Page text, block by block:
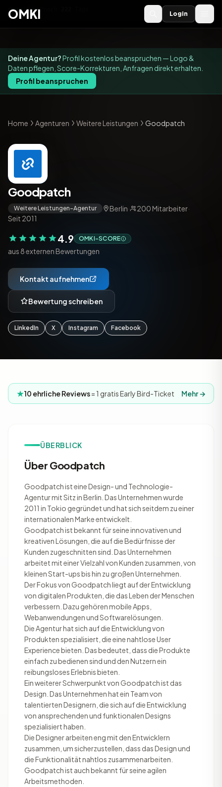
OMKI 2027
OMKI Login
Deine Agentur?Profil kostenlos beanspruchen — Logo &
Daten pflegen, Score-Korrekturen, Anfragen direkt erhalten.
Profil beanspruchen
Home Agenturen Weitere Leistungen Goodpatch
Goodpatch
Weitere Leistungen-Agentur Berlin· 200 Mitarbeiter·
Seit 2011
4.9 OMKI-SCORE
aus 8 externen Bewertungen
Kontakt aufnehmen
Bewertung schreiben
LinkedIn X Instagram Facebook
10 ehrliche Reviews= 1 gratis Early Bird-Ticket Mehr →
ÜBERBLICK
Über Goodpatch
Goodpatch ist eine Design- und Technologie-
Agentur mit Sitz in Berlin. Das Unternehmen wurde
2011 in Tokio gegründet und hat sich seitdem zu einer
internationalen Marke entwickelt.
Goodpatch ist bekannt für seine innovativen und
kreativen Lösungen, die auf die Bedürfnisse der
Kunden zugeschnitten sind. Das Unternehmen
arbeitet mit einer Vielzahl von Kunden zusammen, von
kleinen Start-ups bis hin zu großen Unternehmen.
Der Fokus von Goodpatch liegt auf der Entwicklung
von digitalen Produkten, die das Leben der Menschen
verbessern. Dazu gehören mobile Apps,
Webanwendungen und Softwarelösungen.
Die Agentur hat sich auf die Entwicklung von
Produkten spezialisiert, die eine nahtlose User
Experience bieten. Das bedeutet, dass die Produkte
einfach zu bedienen sind und den Nutzern ein
reibungsloses Erlebnis bieten.
Ein weiterer Schwerpunkt von Goodpatch ist das
Design. Das Unternehmen hat ein Team von
talentierten Designern, die sich auf die Entwicklung
von ansprechenden und funktionalen Designs
spezialisiert haben.
Die Designer arbeiten eng mit den Entwicklern
zusammen, um sicherzustellen, dass das Design und
die Funktionalität nahtlos zusammenarbeiten.
Goodpatch ist auch bekannt für seine agilen
Arbeitsmethoden.